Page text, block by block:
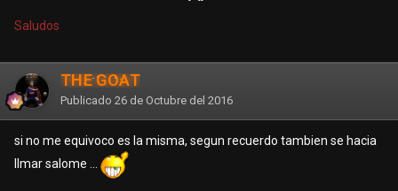
Saludos
THE GOAT
Publicado 26 de Octubre del 2016
si no me equivoco es la misma, segun recuerdo tambien se hacia
llmar salome ...